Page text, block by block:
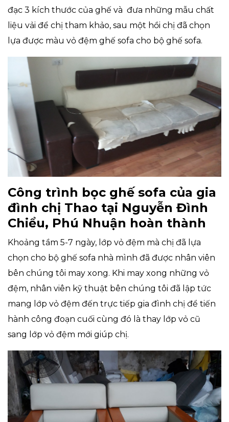
đạc 3 kích thước của ghế và đưa những mẫu chất
liệu vải để chị tham khảo, sau một hồi chị đã chọn
lựa được màu vỏ đệm ghế sofa cho bộ ghế sofa.
Công trình bọc ghế sofa của gia
đình chị Thao tại Nguyễn Đình
Chiểu, Phú Nhuận hoàn thành
Khoảng tầm 5-7 ngày, lớp vỏ đệm mà chị đã lựa
chọn cho bộ ghế sofa nhà mình đã được nhân viên
bên chúng tôi may xong. Khi may xong những vỏ
đệm, nhân viên kỹ thuật bên chúng tôi đã lập tức
mang lớp vỏ đệm đến trực tiếp gia đình chị để tiến
hành công đoạn cuối cùng đó là thay lớp vỏ cũ
sang lớp vỏ đệm mới giúp chị.